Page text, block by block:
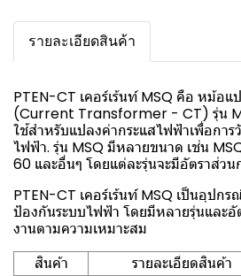
รายละเอียดสินค้า
PTEN-CT เคอร์เร้นท์ MSQ คือ หม้อแ
(Current Transformer - CT) รุ่น
ใช้สำหรับแปลงค่ากระแสไฟฟ้าเพื่อการ
ไฟฟ้า. รุ่น MSQ มีหลายขนาด เช่น
60 และอื่นๆ โดยแต่ละรุ่นจะมีอัตราส่วน
PTEN-CT เคอร์เร้นท์ MSQ เป็นอุปก
ป้องกันระบบไฟฟ้า โดยมีหลายรุ่นและอั
งานตามความเหมาะสม
สินค้า
รายละเอียดสินค้า